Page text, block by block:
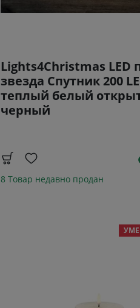
Lights4Christmas LED
звезда Спутник 200
теплый белый
черный
8 Товар недавно продан